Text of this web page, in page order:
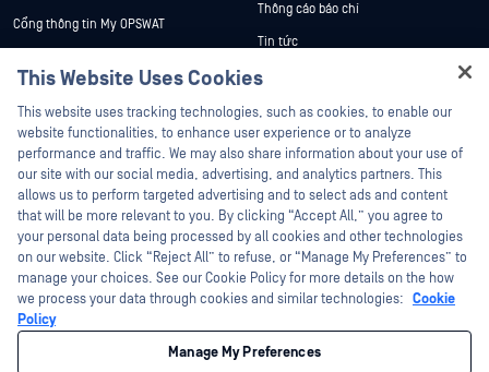
Cổng thông tin My OPSWAT
Đào tạo
Chương trình Xử lý Lỗ hổng Bảo mật
Đối tác
Chứng nhận
Đối tác công nghệ
Chương trình đối tác kênh phân phối
Thông cáo báo chí
Tin tức
Sự kiện
Hội thảo trên trực tuyến
Datasheets
White Papers
Công cụ miễn phí
©2026 OPSWAT Công ty TNHH. Mọi quyền được bảo lưu. OPSWAT , MetaDefender
Metascan, MetaAccess , cái OPSWAT Logo, Không tin tưởng bất kỳ tệp tin nào.
Không tin tưởng bất kỳ thiết bị nào. OPSWAT Academy Bảo vệ thế giới cơ sở hạ
tầng trọng yếu Deep CDR™ Technology, InQuest, Logo InQuest, DFI, RetroHunt, Deep
File Inspection và Join the Hunt là các nhãn hiệu thương mại của OPSWAT Các
This Website Uses Cookies
This website uses tracking technologies, such as cookies, to enable our
website functionalities, to enhance user experience or to analyze
performance and traffic. We may also share information about your use of
our site with our social media, advertising, and analytics partners. This
allows us to perform targeted advertising and to select ads and content
that will be more relevant to you. By clicking “Accept All,” you agree to
your personal data being processed by all cookies and other technologies
on our website. Click “Reject All” to refuse, or “Manage My Preferences” to
manage your choices. See our Cookie Policy for more details on the how
we process your data through cookies and similar technologies: Cookie
Policy
Manage My Preferences
Hey there!
I'm Ozzy, your OPSWAT virtual assistant.
How can I help you secure what's critical
today?